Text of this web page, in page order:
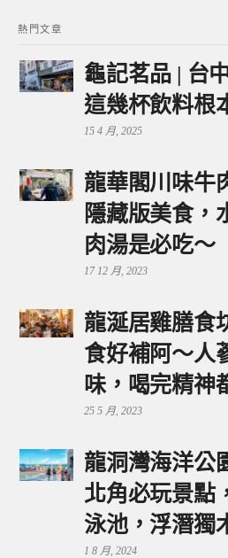
熱門文章
龜記茗品 | 台
這幾杯飲料根
15 4 月, 2025
龍華閣川味牛
隱藏版美食，
肉湯是必吃～
17 12 月, 2023
龍涎居雞膳食
食好補阿～人
味，喝完精神
25 5 月, 2023
龍洞灣海洋公
北角必玩景點
泳池，浮潛獨
1 8 月, 2024